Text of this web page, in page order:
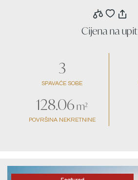
Cijena na upit
3
SPAVAĆE SOBE
128.06 m²
POVRŠINA NEKRETNINE